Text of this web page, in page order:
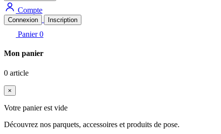
Compte
Connexion Inscription
Panier 0
Mon panier
0 article
×
Votre panier est vide
Découvrez nos parquets, accessoires et produits de pose.